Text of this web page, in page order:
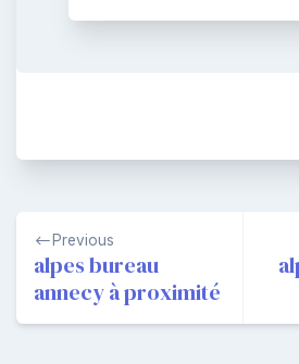
Navigation
de
l’article
Previous
alpes bureau
annecy à proximité